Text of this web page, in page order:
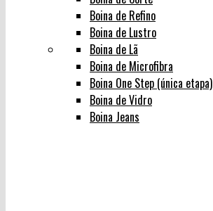
Boina de Refino
Boina de Lustro
Boina de Lã
Boina de Microfibra
Boina One Step (única etapa)
Boina de Vidro
Boina Jeans